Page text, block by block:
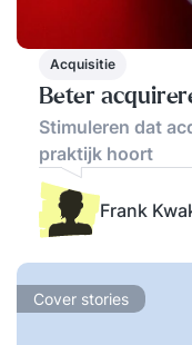
Acquisitie
Beter
Stimuleren dat
praktijk hoort
Frank
Cover stories